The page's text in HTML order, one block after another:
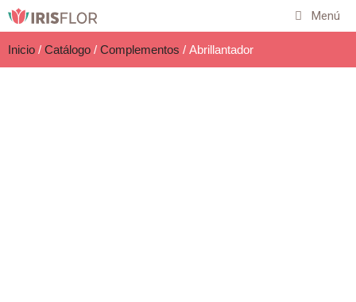
Menú
Inicio / Catálogo / Complementos / Abrillantador